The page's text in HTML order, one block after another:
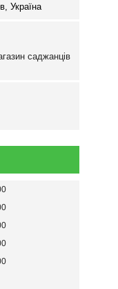
Україна
саджанців